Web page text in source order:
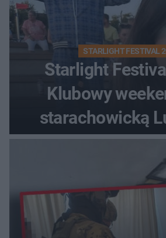
STARLIGHT FESTIVAL
Starlight
Klubowy
starachowicką